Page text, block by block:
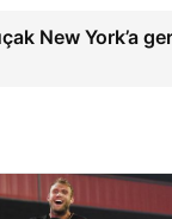
New York’a